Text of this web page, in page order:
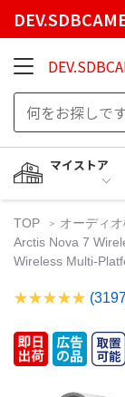
マイストア
TOP オーディ
Arctis Nova 7
Wireless Multi-